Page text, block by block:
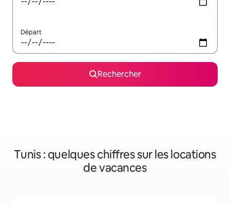
Départ
Rechercher
Tunis : quelques chiffres sur les locations
de vacances